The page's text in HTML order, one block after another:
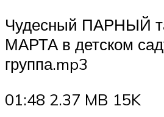
Чудесный ПАРНЫЙ
МАРТА в детском
группа.mp3
01:48 2.37 MB 15K